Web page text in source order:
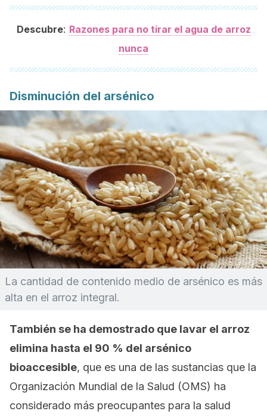
Descubre: Razones para no tirar el agua de arroz
nunca
Disminución del arsénico
La cantidad de contenido medio de arsénico es más
alta en el arroz integral.
También se ha demostrado que lavar el arroz
elimina hasta el 90 % del arsénico
bioaccesible, que es una de las sustancias que la
Organización Mundial de la Salud (OMS) ha
considerado más preocupantes para la salud